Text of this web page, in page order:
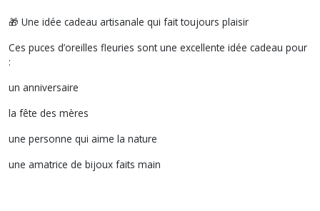
🎁 Une idée cadeau artisanale qui fait toujours plaisir
Ces puces d’oreilles fleuries sont une excellente idée cadeau pour
:
un anniversaire
la fête des mères
une personne qui aime la nature
une amatrice de bijoux faits main